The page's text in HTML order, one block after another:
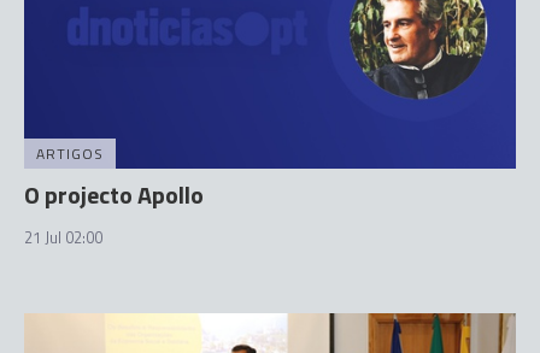
ARTIGOS
O projecto Apollo
21 Jul 02:00